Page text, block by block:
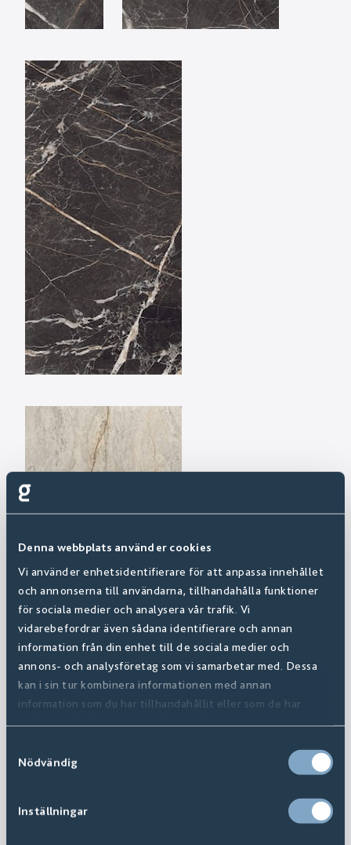
Denna webbplats använder cookies
Vi använder enhetsidentifierare för att anpassa innehållet
och annonserna till användarna, tillhandahålla funktioner
för sociala medier och analysera vår trafik. Vi
vidarebefordrar även sådana identifierare och annan
information från din enhet till de sociala medier och
annons- och analysföretag som vi samarbetar med. Dessa
kan i sin tur kombinera informationen med annan
information som du har tillhandahållit eller som de har
samlat in när du har använt deras tjänster.
Nödvändig
Inställningar